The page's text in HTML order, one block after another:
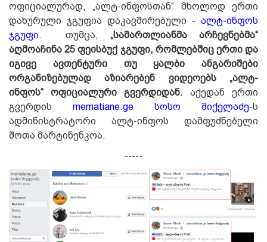
ოფიციალურად, „ალტ-ინფოსთან“ მხოლოდ ერთი
დახურული ჯგუფია დაკავშირებული - ალტ-ინფოს
ჯგუფი.
თუმცა, „სამართლიანმა არჩევნებმა“
აღმოაჩინა 25ფეისბუქ ჯგუფი, რომლებშიც ერთი და
იგივე ავთენტური თუ ყალბი ანგარიშები
ორგანიზებულად აზიარებენ ვიდეოებს „ალტ-
ინფოს“ ოფიციალური გვერდიდან. აქედან ერთი
გვერდის mematiane.ge სოსო მიქელაძე-ს
ადმინისტრატორი ალტ-ინფოს დამფუძნებელი
შოთა მარტინენკოა.
-----